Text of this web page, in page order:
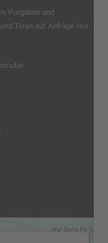
Vorgaben und
Türen auf Anfrage von